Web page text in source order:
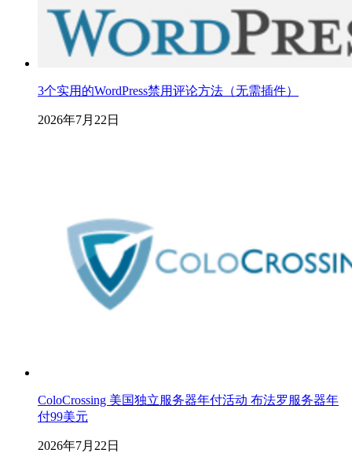
3个实用的WordPress禁用评论方法（无需插件）
2026年7月22日
ColoCrossing 美国独立服务器年付活动 布法罗服务器年
付99美元
2026年7月22日